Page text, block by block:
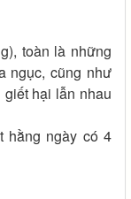
toàn là những
ngục, cũng như
hại lẫn nhau
hằng ngày có 4